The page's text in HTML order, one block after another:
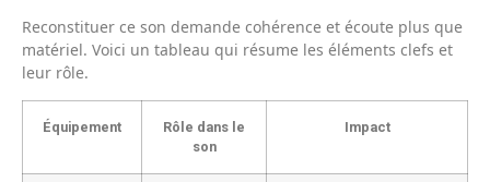
Reconstituer ce son demande cohérence et écoute plus que
matériel. Voici un tableau qui résume les éléments clefs et
leur rôle.
Équipement
Rôle dans le
son
Impact